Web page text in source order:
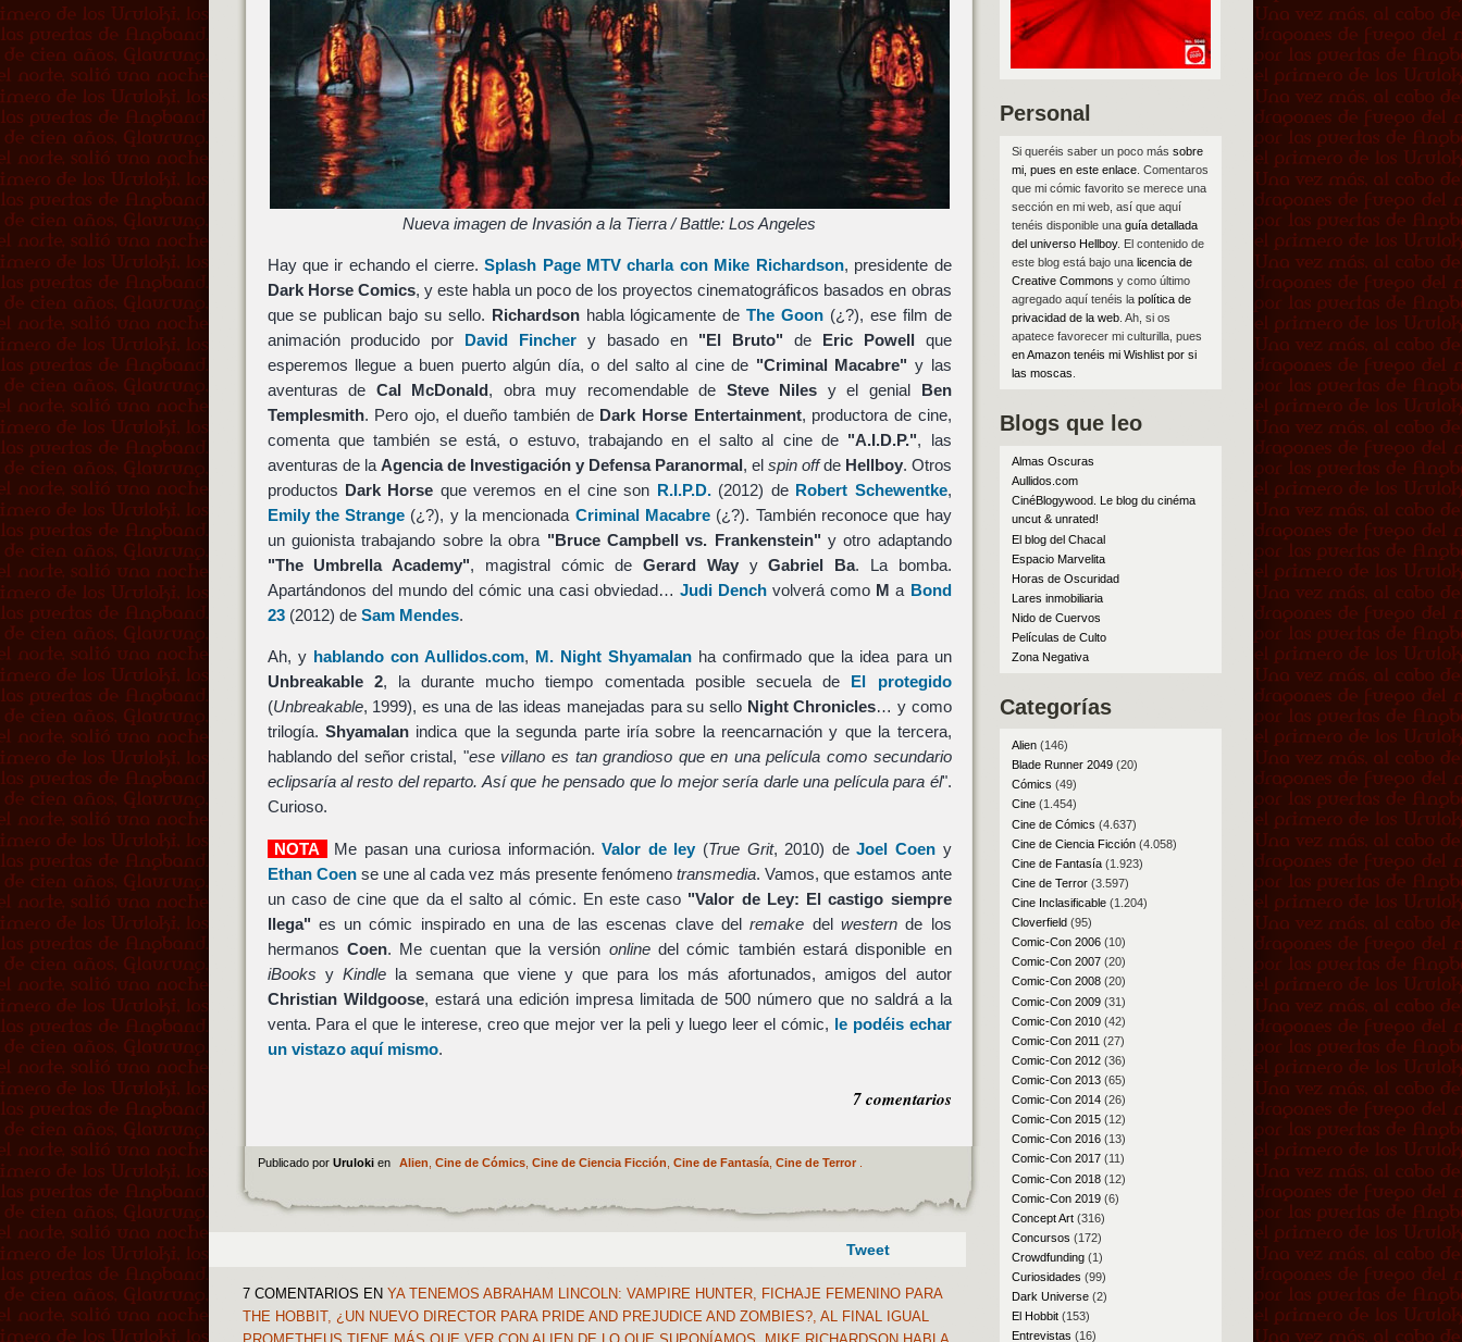
Nueva imagen de Invasión a la Tierra / Battle: Los Angeles
Hay que ir echando el cierre.Splash Page MTV charla con Mike Richardson, presidente de
Dark Horse Comics, y este habla un poco de los proyectos cinematográficos basados en obras
que se publican bajo su sello. Richardsonhabla lógicamente deThe Goon (¿?), ese film de
animación producido por David Fincher y basado en "El Bruto" de Eric Powell que
esperemos llegue a buen puerto algún día, o del salto al cine de "Criminal Macabre" y las
aventuras de Cal McDonald, obra muy recomendable de Steve Niles y el genial Ben
Templesmith. Pero ojo, el dueño también de Dark Horse Entertainment, productora de cine,
comenta que también se está, o estuvo, trabajando en el salto al cine de "A.I.D.P.", las
aventuras de la Agencia de Investigación y Defensa Paranormal, el spin offde Hellboy. Otros
productos Dark Horse que veremos en el cine son R.I.P.D.(2012) de Robert Schewentke,
Emily the Strange (¿?), y la mencionada Criminal Macabre (¿?). También reconoce que hay
un guionista trabajando sobre la obra "Bruce Campbell vs. Frankenstein" y otro adaptando
"The Umbrella Academy", magistral cómic deGerard WayyGabriel Ba. La bomba.
Apartándonos del mundo del cómic una casi obviedad…Judi Dench volverá como M a Bond
23(2012) de Sam Mendes.
Ah, y hablando con Aullidos.com, M. Night Shyamalan ha confirmado que la idea para un
Unbreakable 2, la durante mucho tiempo comentada posible secuela de El protegido
(Unbreakable, 1999), es una de las ideas manejadas para su sello Night Chronicles… y como
trilogía. Shyamalanindica que la segunda parte iría sobre la reencarnación y que la tercera,
hablando del señor cristal, "ese villano es tan grandioso que en una película como secundario
eclipsaría al resto del reparto. Así que he pensado que lo mejor sería darle una película para él".
Curioso.
NOTA Me pasan una curiosa información.Valor de ley (True Grit, 2010) deJoel Coeny
Ethan Coense une al cada vez más presente fenómenotransmedia. Vamos, que estamos ante
un caso de cine que da el salto al cómic. En este caso "Valor de Ley: El castigo siempre
llega" es un cómic inspirado en una de las escenas clave delremake del westernde los
hermanos Coen. Me cuentan que la versión onlinedel cómic también estará disponible en
iBooks y Kindlela semana que viene y que para los más afortunados, amigos del autor
Christian Wildgoose, estará una edición impresa limitada de 500 número que no saldrá a la
venta. Para el que le interese, creo que mejor ver la peli y luego leer el cómic, le podéis echar
un vistazo aquí mismo.
7 comentarios
Publicado por Uruloki en Alien Cine de Cómics, Cine de Ciencia Ficción Cine de Fantasía, Cine de Terror.
Tweet
7 COMENTARIOS EN YA TENEMOS ABRAHAM LINCOLN: VAMPIRE HUNTER, FICHAJE FEMENINO PARA
THE HOBBIT, ¿UN NUEVO DIRECTOR PARA PRIDE AND PREJUDICE AND ZOMBIES?, AL FINAL IGUAL
Personal
Si queréis saber un poco más sobre
mi, pues en este enlace. Comentaros
que mi cómic favorito se merece una
sección en mi web, así que aquí
tenéis disponible una guía detallada
del universo Hellboy. El contenido de
este blog está bajo una licencia de
Creative Commons y como último
agregado aquí tenéis la política de
privacidad de la web. Ah, si os
apatece favorecer mi culturilla, pues
en Amazon tenéis mi Wishlist por si
las moscas
Blogs que leo
Almas Oscuras
Aullidos.com
CinéBlogywood. Le blog du cinéma
uncut & unrated!
El blog del Chacal
Espacio Marvelita
Horas de Oscuridad
Lares inmobiliaria
Nido de Cuervos
Películas de Culto
Zona Negativa
Categorías
Alien(146)
Blade Runner 2049(20)
Cómics (49)
Cine(1.454)
Cine de Cómics (4.637)
Cine de Ciencia Ficción(4.058)
Cine de Fantasía(1.923)
Cine de Terror(3.597)
Cine Inclasificable(1.204)
Cloverfield(95)
Comic-Con 2006(10)
Comic-Con 2007(20)
Comic-Con 2008(20)
Comic-Con 2009(31)
Comic-Con 2010(42)
Comic-Con 2011 (27)
Comic-Con 2012(36)
Comic-Con 2013(65)
Comic-Con 2014(26)
Comic-Con 2015(12)
Comic-Con 2016(13)
Comic-Con 2017(11)
Comic-Con 2018(12)
Comic-Con 2019(6)
Concept Art(316)
Concursos (172)
Crowdfunding(1)
Curiosidades (99)
Dark Universe(2)
El Hobbit(153)
Entrevistas (16)